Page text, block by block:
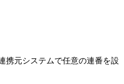
携元システムで任意の連番を設